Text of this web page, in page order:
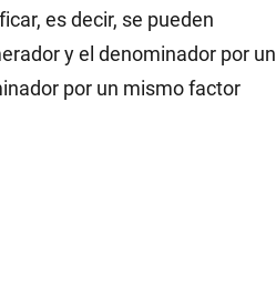
es decir, se pueden
y el denominador por un
por un mismo factor